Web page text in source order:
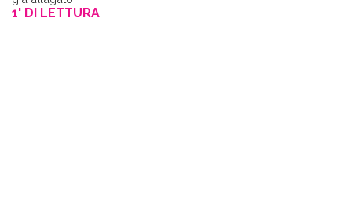
1' DI LETTURA